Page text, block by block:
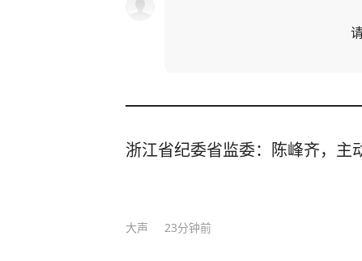
浙江省纪委省监委：陈峰齐，主
大声 23分钟前